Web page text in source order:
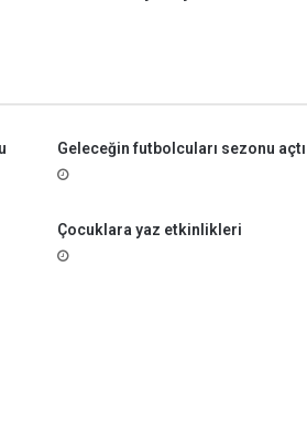
Geleceğin futbolcuları sezonu açtı
Çocuklara yaz etkinlikleri